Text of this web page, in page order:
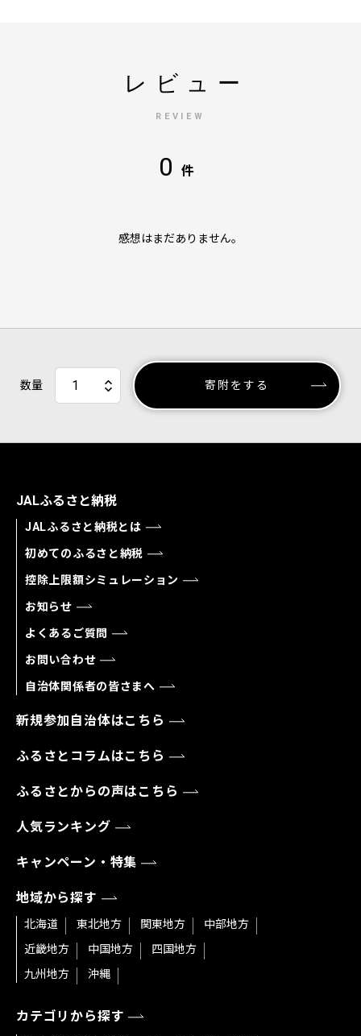
レビュー
REVIEW
0 件
感想はまだありません。
数量 寄附をする
JALふるさと納税
JALふるさと納税とは
初めてのふるさと納税
控除上限額シミュレーション
お知らせ
よくあるご質問
お問い合わせ
自治体関係者の皆さまへ
新規参加自治体はこちら
ふるさとコラムはこちら
ふるさとからの声はこちら
人気ランキング
キャンペーン・特集
地域から探す
北海道 東北地方 関東地方
中部地方
近畿地方
中国地方
四国地方
九州地方
沖縄
カテゴリから探す